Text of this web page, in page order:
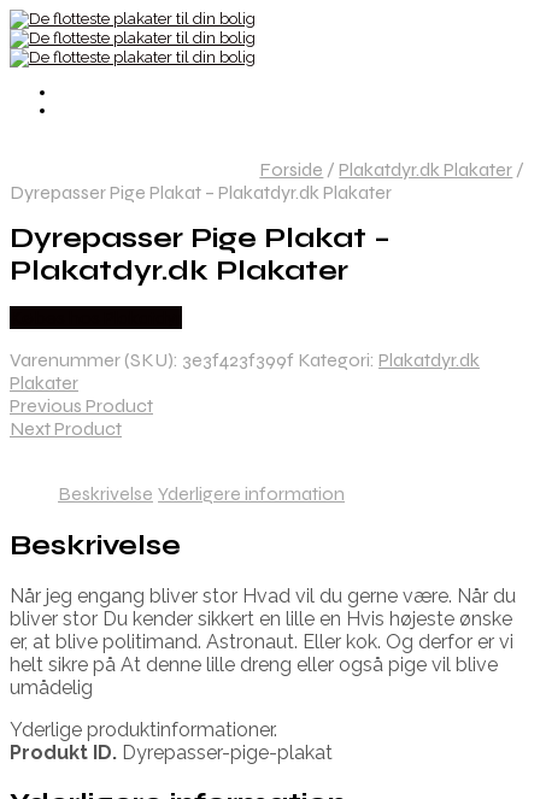
Forside / Plakatdyr.dk Plakater /
Dyrepasser Pige Plakat – Plakatdyr.dk Plakater
Dyrepasser Pige Plakat –
Plakatdyr.dk Plakater
Varenummer (SKU): 3e3f423f399f Kategori: Plakatdyr.dk
Plakater
Previous Product
Next Product
Beskrivelse Yderligere information
Beskrivelse
Når jeg engang bliver stor Hvad vil du gerne være. Når du
bliver stor Du kender sikkert en lille en Hvis højeste ønske
er, at blive politimand. Astronaut. Eller kok. Og derfor er vi
helt sikre på At denne lille dreng eller også pige vil blive
umådelig
Yderlige produktinformationer.
Produkt ID. Dyrepasser-pige-plakat